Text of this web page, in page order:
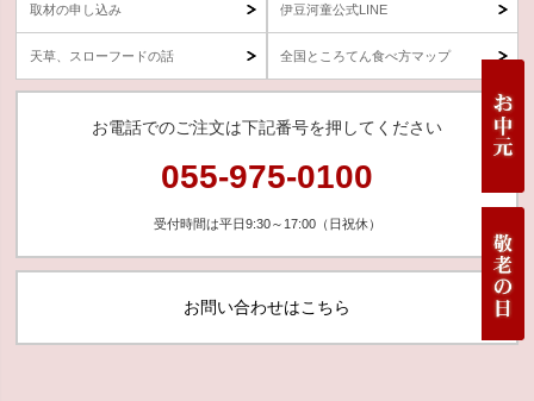
取材の申し込み 伊豆河童公式LINE
天草、スローフードの話 全国ところてん食べ方マップ
お電話でのご注文は下記番号を押してください
055-975-0100
受付時間は平日9:30～17:00（日祝休）
お問い合わせはこちら